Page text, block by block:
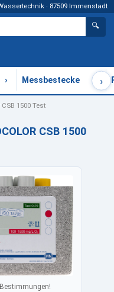
· 87509 Immenstadt
🔍
› Messbestecke ›
CSB 1500 Test
CSB 1500